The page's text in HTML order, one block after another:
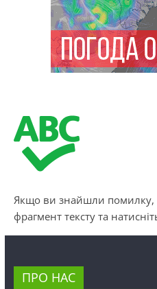
Якщо ви знайшли помилку,
фрагмент тексту та
ПРО НАС